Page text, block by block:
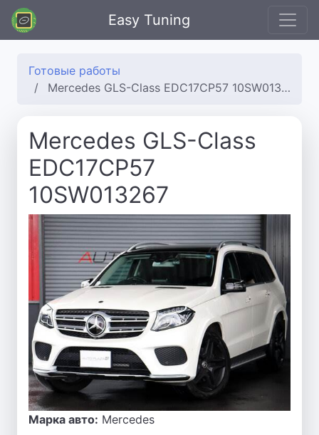
Easy Tuning
Готовые работы
Mercedes GLS-Class EDC17CP57 10SW013267
Mercedes GLS-Class
EDC17CP57
10SW013267
Марка авто: Mercedes